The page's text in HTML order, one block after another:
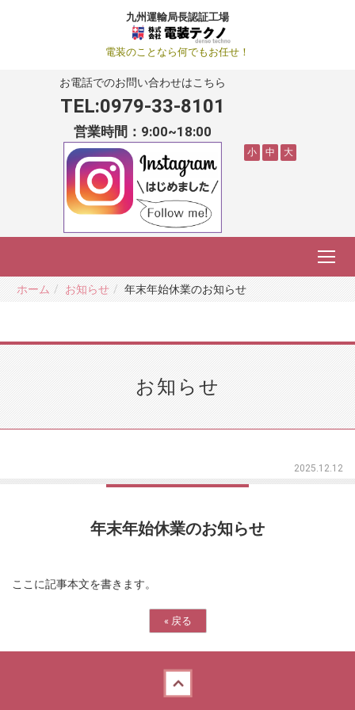
九州運輸局長認証工場
電装のことなら何でもお任せ！
お電話でのお問い合わせはこちら
TEL:0979-33-8101
営業時間：9:00~18:00
小 中 大
ホーム お知らせ 年末年始休業のお知らせ
お知らせ
2025.12.12
年末年始休業のお知らせ
ここに記事本文を書きます。
« 戻る